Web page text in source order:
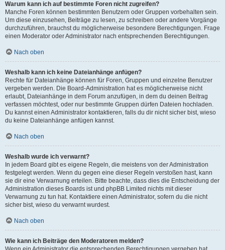
Warum kann ich auf bestimmte Foren nicht zugreifen?
Manche Foren können bestimmten Benutzern oder Gruppen vorbehalten sein.
Um diese einzusehen, Beiträge zu lesen, zu schreiben oder andere Vorgänge
durchzuführen, brauchst du möglicherweise besondere Berechtigungen. Frage
einen Moderator oder Administrator nach entsprechenden Berechtigungen.
Nach oben
Weshalb kann ich keine Dateianhänge anfügen?
Rechte für Dateianhänge können für Foren, Gruppen und einzelne Benutzer
vergeben werden. Die Board-Administration hat es möglicherweise nicht
erlaubt, Dateianhänge in dem Forum anzufügen, in dem du deinen Beitrag
verfassen möchtest, oder nur bestimmte Gruppen dürfen Dateien hochladen.
Du kannst einen Administrator kontaktieren, falls du dir nicht sicher bist, wieso
du keine Dateianhänge anfügen kannst.
Nach oben
Weshalb wurde ich verwarnt?
In jedem Board gibt es eigene Regeln, die meistens von der Administration
festgelegt werden. Wenn du gegen eine dieser Regeln verstoßen hast, kann
sie dir eine Verwarnung erteilen. Bitte beachte, dass dies die Entscheidung der
Administration dieses Boards ist und phpBB Limited nichts mit dieser
Verwarnung zu tun hat. Kontaktiere einen Administrator, sofern du die nicht
sicher bist, wieso du verwarnt wurdest.
Nach oben
Wie kann ich Beiträge den Moderatoren melden?